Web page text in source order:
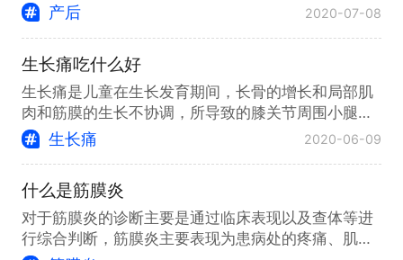
底肌肉的松弛，所以在产后通常需
产后 2020-07-08
生长痛吃什么好
生长痛是儿童在生长发育期间，长骨的增长和局部肌
肉和筋膜的生长不协调，所导致的膝关节周围小腿肌
肉的前部，或者大腿肌肉前部、
生长痛 2020-06-09
什么是筋膜炎
对于筋膜炎的诊断主要是通过临床表现以及查体等进
行综合判断，筋膜炎主要表现为患病处的疼痛、肌肉